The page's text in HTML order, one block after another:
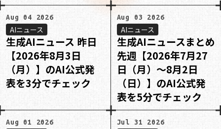
Aug 04 2026
AIニュース
生成AIニュース 昨日
【2026年8月3日
（月）】のAI公式発
表を3分でチェック
Aug 03 2026
AIニュース
生成AIニュースまとめ
先週【2026年7月27
日（月）〜8月2日
（日）】のAI公式発
表を5分でチェック
Aug 01 2026 Jul 31 2026